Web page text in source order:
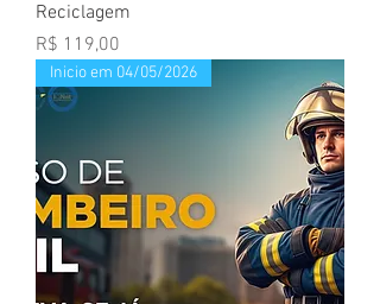
Reciclagem
Preço
R$ 119,00
Inicio em 04/05/2026